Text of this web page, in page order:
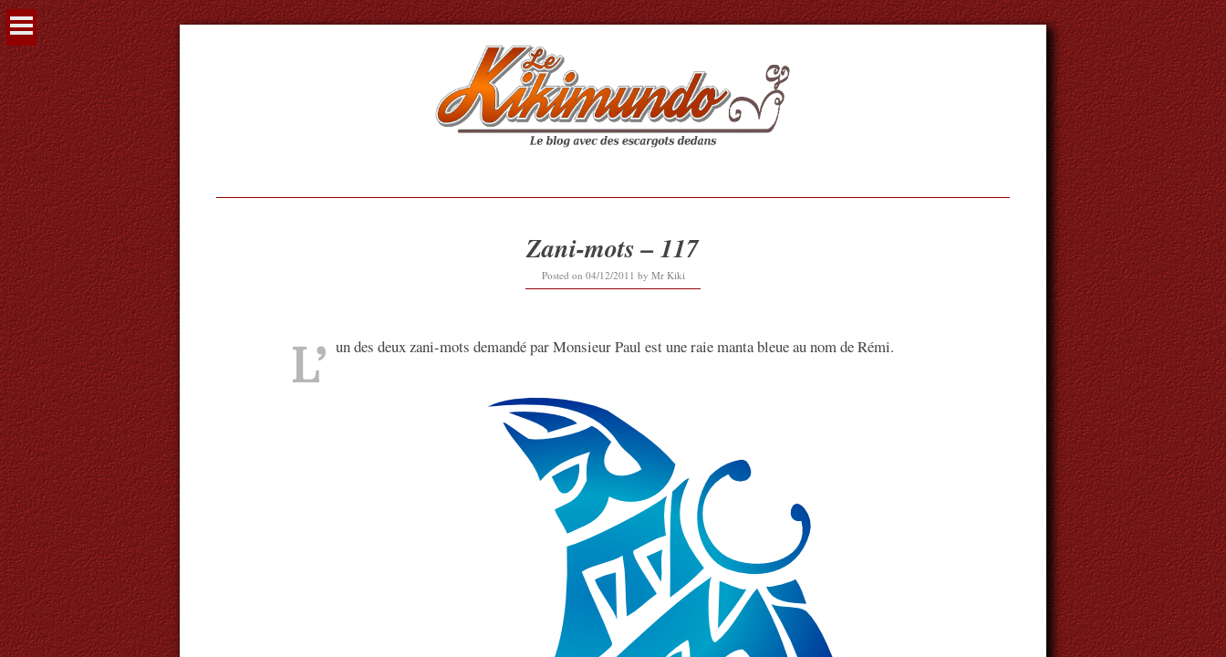
Voir
le
contenu
Zani-mots – 117
Posted on 04/12/2011 16/09/2019
by Mr Kiki
L’ un des deux zani-mots demandé par Monsieur Paul est une raie manta bleue au nom de Rémi.